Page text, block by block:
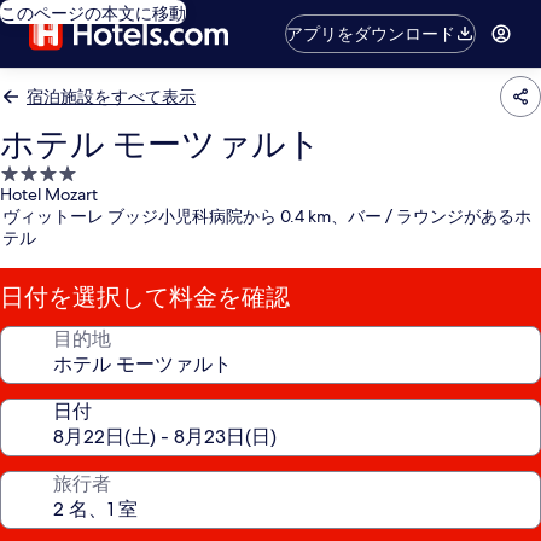
このページの本文に移動
アプリをダウンロード
宿泊施設をすべて表示
ホテル モーツァルト
4.0
つ
星
宿
泊
施
設
Hotel Mozart
ヴィットーレ ブッジ小児科病院から 0.4 km、バー / ラウンジがあるホ
テル
日付を選択して料金を確認
目的地
日付
旅行者